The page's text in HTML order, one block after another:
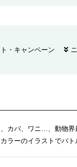
・キャンペーン
カバ、ワニ…、動物
ラーのイラストでバ